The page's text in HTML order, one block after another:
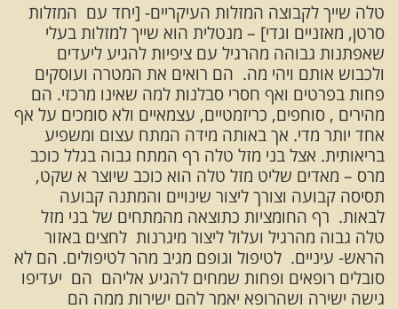
טלה שייך לקבוצה המזלות העיקריים- [יחד עם המזלות
סרטן, מאזניים וגדי] – מנטלית הוא שייך למזלות בעלי
שאפתנות גבוהה מהרגיל עם ציפיות להגיע ליעדים
ולכבוש אותם ויהי מה. הם רואים את המטרה ועוסקים
פחות בפרטים ואף חסרי סבלנות למה שאינו מרכזי. הם
מהירים , סוחפים, כריזמטיים, עצמאיים ולא סומכים על אף
אחד יותר מדי. אך באותה מידה המתח עצום ומשפיע
בריאותית. אצל בני מזל טלה רף המתח גבוה בגלל כוכב
מרס – מאדים שליט מזל טלה הוא כוכב שיוצר א שקט,
תסיסה קבועה וצורך ליצור שינויים והמתנה קבועה
לבאות. רף החומציות כתוצאה מהמתחים של בני מזל
טלה גבוה מהרגיל ועלול ליצור מיגרנות לחצים באזור
הראש- עיניים. לטיפול וגופם מגיב מהר לטיפולים. הם לא
סובלים רופאים ופחות שמחים להגיע אליהם הם יעדיפו
גישה ישירה ושהרופא יאמר להם ישירות ממה הם